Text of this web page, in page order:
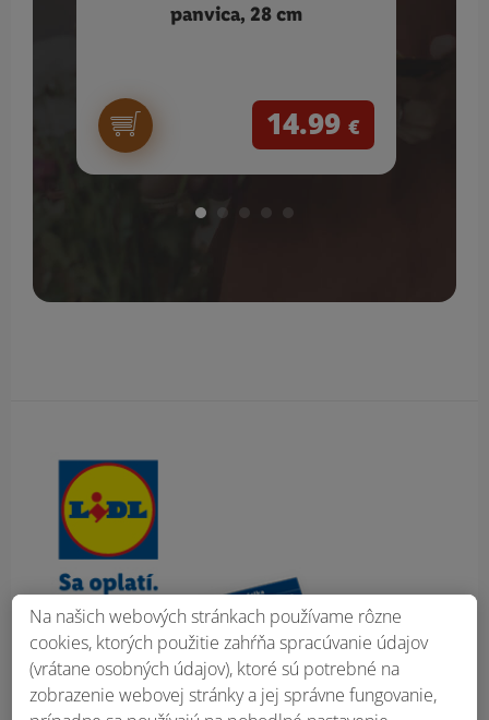
panvica, 28 cm
14.99 €
Na našich webových stránkach používame rôzne
cookies, ktorých použitie zahŕňa spracúvanie údajov
(vrátane osobných údajov), ktoré sú potrebné na
zobrazenie webovej stránky a jej správne fungovanie,